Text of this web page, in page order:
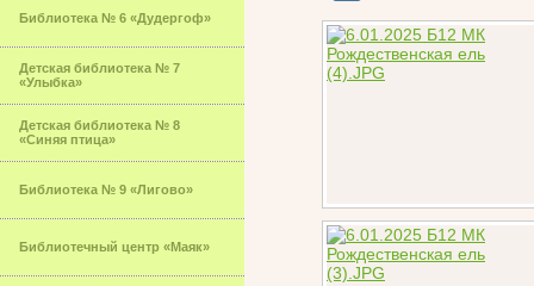
Библиотека № 6 «Дудергоф»
Детская библиотека № 7
«Улыбка»
Детская библиотека № 8
«Синяя птица»
Библиотека № 9 «Лигово»
Библиотечный центр «Маяк»